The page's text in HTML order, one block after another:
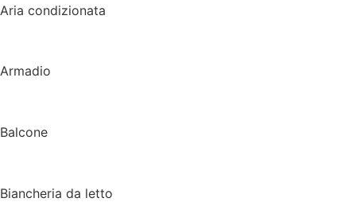
Aria condizionata
Armadio
Balcone
Biancheria da letto